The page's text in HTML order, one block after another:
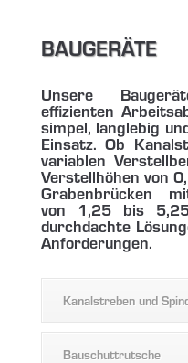
BAUGERÄTE
Unsere
effizienten
simpel, langlebig
Einsatz. Ob
variablen
Verstellhöhen von
Grabenbrücken
von 1,25 bis
durchdachte
Anforderungen.
Kanalstreben und
Bauschuttrutsche